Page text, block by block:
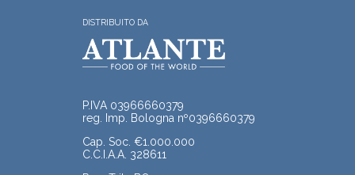
DISTRIBUITO DA
P.IVA 03966660379
reg. Imp. Bologna nº0396660379
Cap. Soc. €1.000.000
C.C.I.A.A. 328611